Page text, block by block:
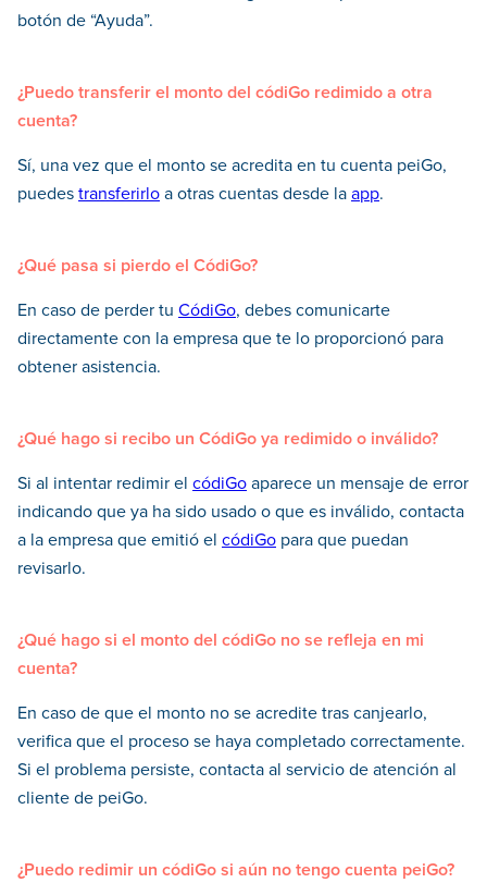
botón de “Ayuda”.
¿Puedo transferir el monto del códiGo redimido a otra
cuenta?
Sí, una vez que el monto se acredita en tu cuenta peiGo,
puedes transferirlo a otras cuentas desde la app.
¿Qué pasa si pierdo el CódiGo?
En caso de perder tu CódiGo, debes comunicarte
directamente con la empresa que te lo proporcionó para
obtener asistencia.
¿Qué hago si recibo un CódiGo ya redimido o inválido?
Si al intentar redimir el códiGo aparece un mensaje de error
indicando que ya ha sido usado o que es inválido, contacta
a la empresa que emitió el códiGo para que puedan
revisarlo.
¿Qué hago si el monto del códiGo no se refleja en mi
cuenta?
En caso de que el monto no se acredite tras canjearlo,
verifica que el proceso se haya completado correctamente.
Si el problema persiste, contacta al servicio de atención al
cliente de peiGo.
¿Puedo redimir un códiGo si aún no tengo cuenta peiGo?